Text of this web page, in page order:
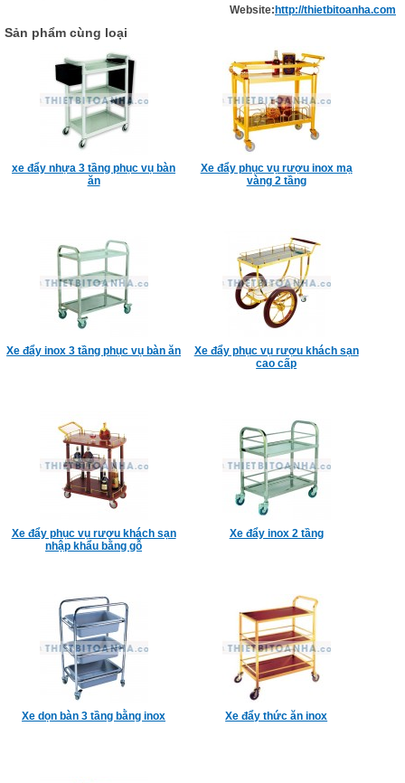
Website: http://thietbitoanha.com
Sản phẩm cùng loại
xe đẩy nhựa 3 tầng phục vụ bàn
ăn
Xe đẩy phục vụ rượu inox mạ
vàng 2 tầng
Xe đẩy inox 3 tầng phục vụ bàn ăn
Xe đẩy phục vụ rượu khách sạn
cao cấp
Xe đẩy phục vụ rượu khách sạn
nhập khẩu bằng gỗ
Xe đẩy inox 2 tầng
Xe dọn bàn 3 tầng bằng inox Xe đẩy thức ăn inox